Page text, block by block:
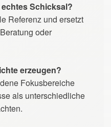
Schicksal?
Referenz und ersetzt
oder
erzeugen?
Fokusbereiche
als unterschiedliche